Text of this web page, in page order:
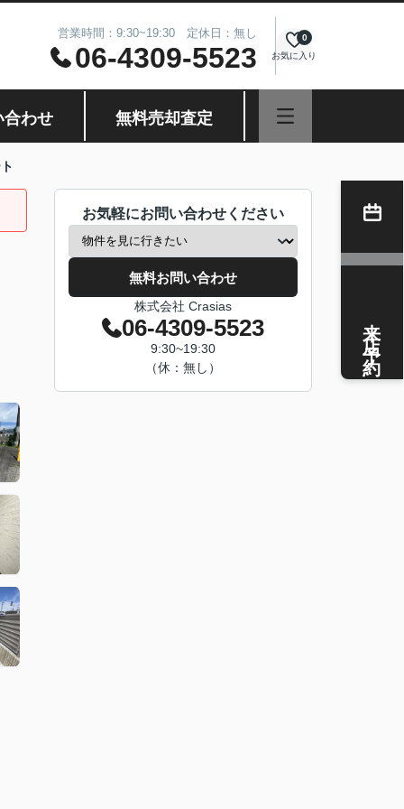
営業時間：9:30~19:30 定休日：無し
06-4309-5523 お気に入り
0
合わせ 無料売却査定
お気軽にお問い合わせください
無料お問い合わせ
株式会社 Crasias
06-4309-5523
9:30~19:30
（休：無し）
来店予約